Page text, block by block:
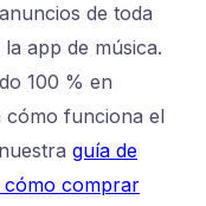
de toda
app de música.
100 % en
cómo funciona el
guía de
cómo comprar